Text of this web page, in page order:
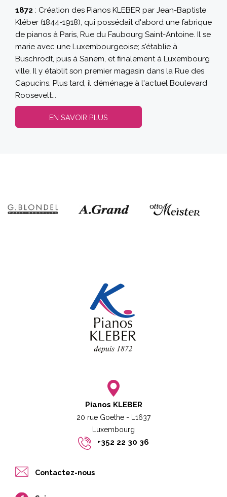
1872 : Création des Pianos KLEBER par Jean-Baptiste
Kléber (1844-1918), qui possédait d'abord une fabrique
de pianos à Paris, Rue du Faubourg Saint-Antoine. Il se
marie avec une Luxembourgeoise; s'établie à
Buschrodt, puis à Sanem, et finalement à Luxembourg
ville. Il y établit son premier magasin dans la Rue des
Capucins. Plus tard, il déménage à l'actuel Boulevard
Roosevelt...
EN SAVOIR PLUS
Pianos KLEBER
20 rue Goethe - L1637
Luxembourg​​
+352 22 30 36
Contactez-nous